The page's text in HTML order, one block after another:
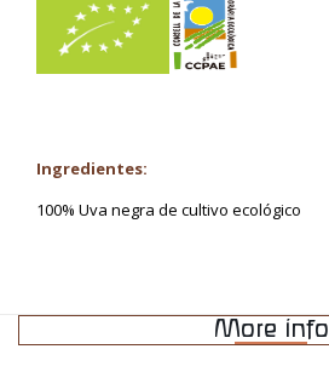
Ingredientes:
100% Uva negra de cultivo ecológico
More info